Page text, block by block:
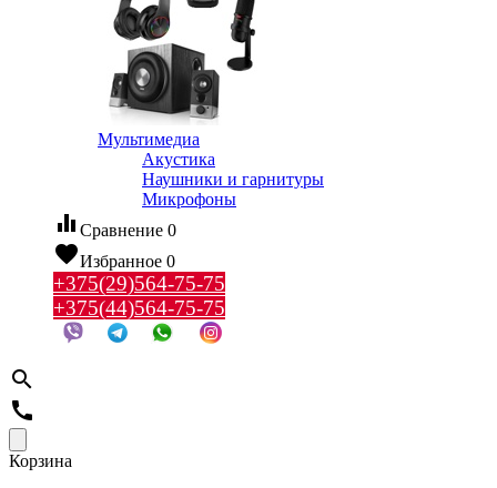
Мультимедиа
Акустика
Наушники и гарнитуры
Микрофоны
equalizer Сравнение 0
favoriteИзбранное 0
+375(29)564-75-75
+375(44)564-75-75
search
call
Корзина